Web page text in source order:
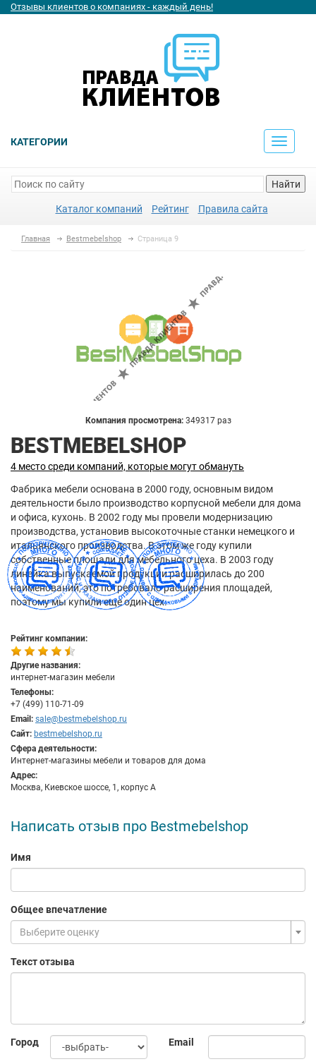
Отзывы клиентов о компаниях - каждый день!
КАТЕГОРИИ
Toggle
Найти
Каталог компаний Рейтинг Правила сайта
Главная Bestmebelshop Страница 9
Компания просмотрена: 349317 раз
BESTMEBELSHOP
4 место среди компаний, которые могут обмануть
Фабрика мебели основана в 2000 году, основным видом
деятельности было производство корпусной мебели для дома
и офиса, кухонь. В 2002 году мы провели модернизацию
производства, установив высокоточные станки немецкого и
итальянского производства. В этом же году купили
собственные площади для мебельного цеха. В 2003 году
линейка выпускаемой продукции расширилась до 200
наименований, это потребовало расширения площадей,
поэтому мы купили еще один цех.
Рейтинг компании:
Другие названия:
интернет-магазин мебели
Телефоны:
+7 (499) 110-71-09
Email: sale@bestmebelshop.ru
Сайт: bestmebelshop.ru
Сфера деятельности:
Интернет-магазины мебели и товаров для дома
Адрес:
Москва, Киевское шоссе, 1, корпус А
Написать отзыв про Bestmebelshop
Имя
Общее впечатление
Выберите оценку
Текст отзыва
Город Email